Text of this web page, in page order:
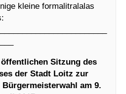
kleine formalitralalas
Sitzung des
der Stadt Loitz zur
am 9.